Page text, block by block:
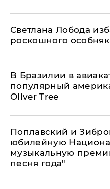
Светлана Лобода
роскошного
В Бразилии в
популярный
Oliver Tree
Поплавский и
юбилейную
музыкальную
песня года"